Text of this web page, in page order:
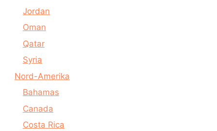
Jordan
Oman
Qatar
Syria
Nord-Amerika
Bahamas
Canada
Costa Rica